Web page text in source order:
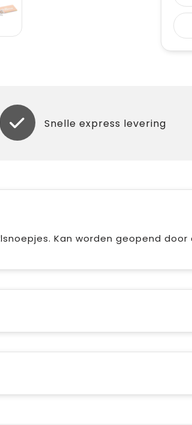
Snelle express levering
Kan worden geopend door